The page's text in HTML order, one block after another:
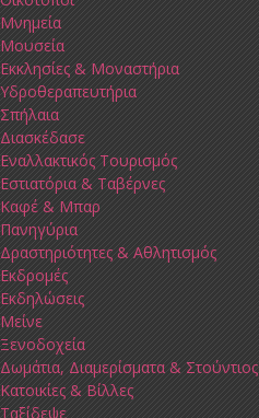
Μνημεία
Μουσεία
Εκκλησίες & Μοναστήρια
Υδροθεραπευτήρια
Σπήλαια
Διασκέδασε
Εναλλακτικός Τουρισμός
Εστιατόρια & Ταβέρνες
Καφέ & Μπαρ
Πανηγύρια
Δραστηριότητες & Αθλητισμός
Εκδρομές
Εκδηλώσεις
Μείνε
Ξενοδοχεία
Δωμάτια, Διαμερίσματα & Στούντιος
Κατοικίες & Βίλλες
Ταξίδεψε